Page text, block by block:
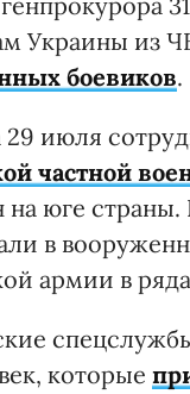
Украины из
боевиков.
29 июля
частной
на юге
в
армии в
которые